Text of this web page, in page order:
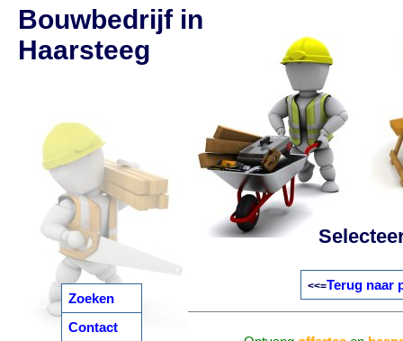
Zoeken
Contact
Bouwbedrijf in
Haarsteeg
<<=Terug naar